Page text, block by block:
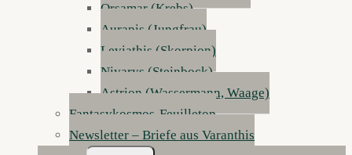
Orsamar (Krebs)
Aurapis (Jungfrau)
Leviathis (Skorpion)
Nivarys (Steinbock)
Astrion (Wassermann, Waage)
Fantasykosmos-Feuilleton
Newsletter – Briefe aus Varanthis